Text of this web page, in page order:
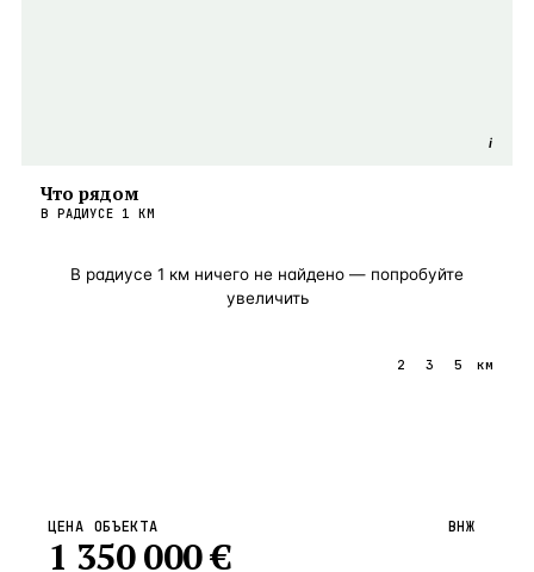
i
Что рядом
В РАДИУСЕ 1 КМ
В радиусе 1 км ничего не найдено — попробуйте
увеличить
2 3 5 км
ЦЕНА ОБЪЕКТА
1 350 000€
ВНЖ